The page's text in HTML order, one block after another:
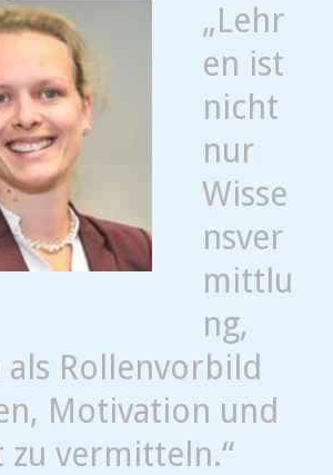
„Lehr
en ist
nicht
nur
Wisse
nsver
mittlu
ng,
Rollenvorbild
Motivation und
zu vermitteln.“